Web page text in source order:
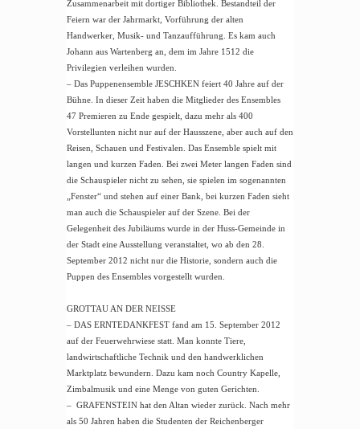
Zusammenarbeit mit dortiger Bibliothek. Bestandteil der
Feiern war der Jahrmarkt, Vorführung der alten
Handwerker, Musik- und Tanzaufführung. Es kam auch
Johann aus Wartenberg an, dem im Jahre 1512 die
Privilegien verleihen wurden.
– Das Puppenensemble JESCHKEN feiert 40 Jahre auf der
Bühne. In dieser Zeit haben die Mitglieder des Ensembles
47 Premieren zu Ende gespielt, dazu mehr als 400
Vorstellunten nicht nur auf der Hausszene, aber auch auf den
Reisen, Schauen und Festivalen. Das Ensemble spielt mit
langen und kurzen Faden. Bei zwei Meter langen Faden sind
die Schauspieler nicht zu sehen, sie spielen im sogenannten
„Fenster“ und stehen auf einer Bank, bei kurzen Faden sieht
man auch die Schauspieler auf der Szene. Bei der
Gelegenheit des Jubiläums wurde in der Huss-Gemeinde in
der Stadt eine Ausstellung veranstaltet, wo ab den 28.
September 2012 nicht nur die Historie, sondern auch die
Puppen des Ensembles vorgestellt wurden.
GROTTAU AN DER NEISSE
– DAS ERNTEDANKFEST fand am 15. September 2012
auf der Feuerwehrwiese statt. Man konnte Tiere,
landwirtschaftliche Technik und den handwerklichen
Marktplatz bewundern. Dazu kam noch Country Kapelle,
Zimbalmusik und eine Menge von guten Gerichten.
– GRAFENSTEIN hat den Altan wieder zurück. Nach mehr
als 50 Jahren haben die Studenten der Reichenberger